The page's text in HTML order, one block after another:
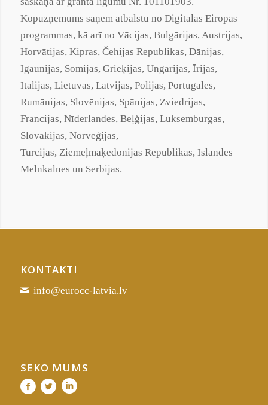
Kopuzņēmums saņem atbalstu no Digitālās Eiropas
programmas, kā arī no Vācijas, Bulgārijas, Austrijas,
Horvātijas, Kipras, Čehijas Republikas, Dānijas,
Igaunijas, Somijas, Grieķijas, Ungārijas, Īrijas,
Itālijas, Lietuvas, Latvijas, Polijas, Portugāles,
Rumānijas, Slovēnijas, Spānijas, Zviedrijas,
Francijas, Nīderlandes, Beļģijas, Luksemburgas,
Slovākijas, Norvēģijas,
Turcijas, Ziemeļmaķedonijas Republikas, Islandes
Melnkalnes un Serbijas.
KONTAKTI
info@eurocc-latvia.lv
SEKO MUMS